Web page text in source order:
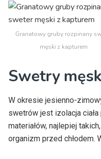
Granatowy gruby rozpinany
męski z kapturem
Swetry
W okresie jesienno-
swetrów jest izolacja
materiałów, najlepiej
organizm przed chłodem.